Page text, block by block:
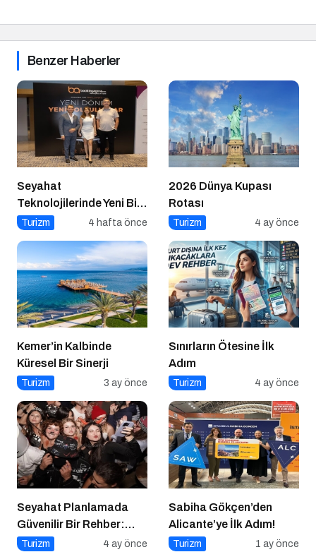
Benzer Haberler
Seyahat
Teknolojilerinde Yeni Bir
Dönem
Turizm 4 hafta önce
2026 Dünya Kupası
Rotası
Turizm 4 ay önce
Kemer’in Kalbinde
Küresel Bir Sinerji
Turizm 3 ay önce
Sınırların Ötesine İlk
Adım
Turizm 4 ay önce
Seyahat Planlamada
Güvenilir Bir Rehber:
Tripcoholic
Turizm 4 ay önce
Sabiha Gökçen’den
Alicante’ye İlk Adım!
Turizm 1 ay önce